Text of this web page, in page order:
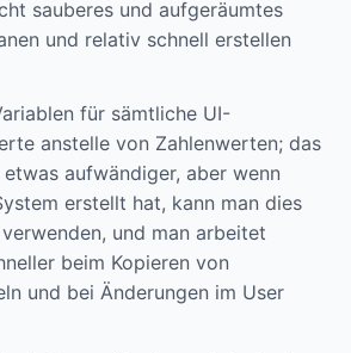
sauberes und aufgeräumtes
und relativ schnell erstellen
für sämtliche UI-
anstelle von Zahlenwerten; das
aufwändiger, aber wenn
erstellt hat, kann man dies
und man arbeitet
beim Kopieren von
und bei Änderungen im User